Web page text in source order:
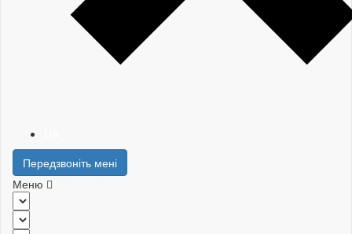
Передзвоніть мені
Меню